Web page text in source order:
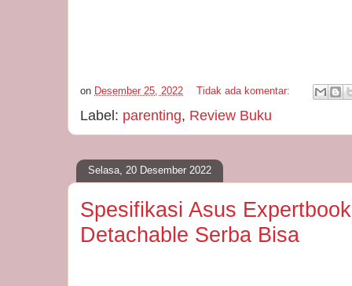
on Desember 25, 2022 Tidak ada komentar:
Label: parenting, Review Buku
Selasa, 20 Desember 2022
Spesifikasi Asus
Detachable Serba Bisa